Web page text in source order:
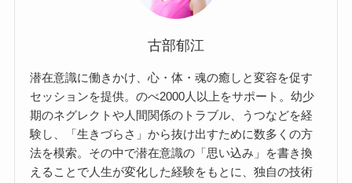
古部郁江
潜在意識に働きかけ、心・体・魂の癒しと変容を促す
セッションを提供。のべ2000人以上をサポート。幼少
期のネグレクトや人間関係のトラブル、うつなどを経
験し、「生きづらさ」から抜け出すために数多くの方
法を模索。その中で潜在意識の「思い込み」を書き換
えることで人生が変化した経験をもとに、独自の技術